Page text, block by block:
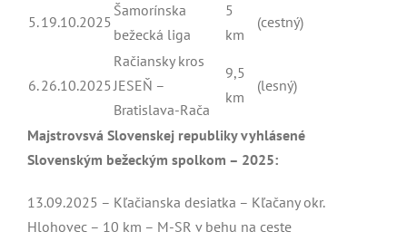
5.19.10.2025
Šamorínska
bežecká liga
5
km
(cestný)
6.26.10.2025
Račiansky kros
JESEŇ –
Bratislava-Rača
9,5
km
(lesný)
Majstrovsvá Slovenskej republiky vyhlásené
Slovenským bežeckým spolkom – 2025:
13.09.2025 – Kľačianska desiatka – Kľačany okr.
Hlohovec – 10 km – M-SR v behu na ceste